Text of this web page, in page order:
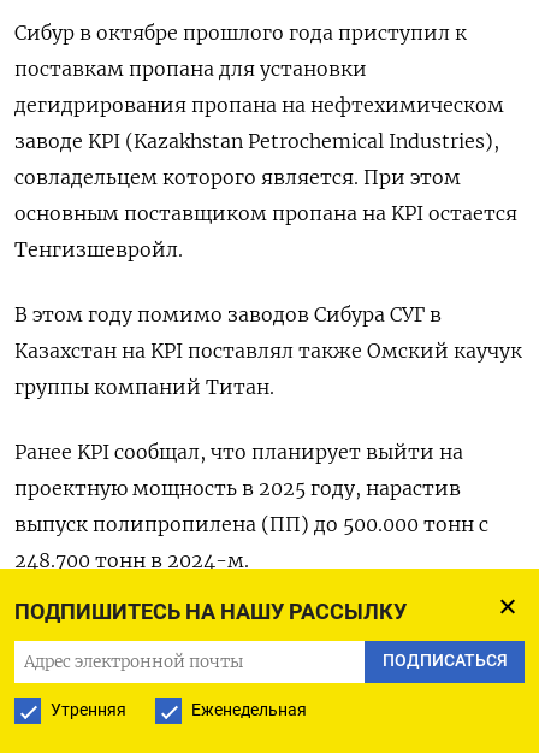
ПОДПИШИТЕСЬ НА НАШУ РАССЫЛКУ
ПОДПИСАТЬСЯ
Утренняя Еженедельная
Сибур в октябре прошлого года приступил к
поставкам пропана для установки
дегидрирования пропана на нефтехимическом
заводе KPI (Kazakhstan Petrochemical Industries),
совладельцем которого является. При этом
основным поставщиком пропана на KPI остается
Тенгизшевройл.
В этом году помимо заводов ⁠Сибура СУГ в
Казахстан на KPI поставлял также Омский каучук
группы компаний Титан.
Ранее KPI сообщал, что планирует выйти на
проектную мощность в 2025 году, нарастив
выпуск полипропилена (ПП) до 500.000 тонн с
248.700 тонн в 2024-м.
ПОДПИСАТЬСЯ НА ТЕЛЕГРАМ